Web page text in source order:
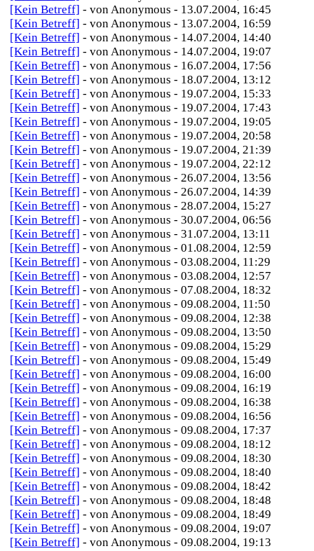
[Kein Betreff] - von Anonymous - 13.07.2004, 16:45
[Kein Betreff] - von Anonymous - 13.07.2004, 16:59
[Kein Betreff] - von Anonymous - 14.07.2004, 14:40
[Kein Betreff] - von Anonymous - 14.07.2004, 19:07
[Kein Betreff] - von Anonymous - 16.07.2004, 17:56
[Kein Betreff] - von Anonymous - 18.07.2004, 13:12
[Kein Betreff] - von Anonymous - 19.07.2004, 15:33
[Kein Betreff] - von Anonymous - 19.07.2004, 17:43
[Kein Betreff] - von Anonymous - 19.07.2004, 19:05
[Kein Betreff] - von Anonymous - 19.07.2004, 20:58
[Kein Betreff] - von Anonymous - 19.07.2004, 21:39
[Kein Betreff] - von Anonymous - 19.07.2004, 22:12
[Kein Betreff] - von Anonymous - 26.07.2004, 13:56
[Kein Betreff] - von Anonymous - 26.07.2004, 14:39
[Kein Betreff] - von Anonymous - 28.07.2004, 15:27
[Kein Betreff] - von Anonymous - 30.07.2004, 06:56
[Kein Betreff] - von Anonymous - 31.07.2004, 13:11
[Kein Betreff] - von Anonymous - 01.08.2004, 12:59
[Kein Betreff] - von Anonymous - 03.08.2004, 11:29
[Kein Betreff] - von Anonymous - 03.08.2004, 12:57
[Kein Betreff] - von Anonymous - 07.08.2004, 18:32
[Kein Betreff] - von Anonymous - 09.08.2004, 11:50
[Kein Betreff] - von Anonymous - 09.08.2004, 12:38
[Kein Betreff] - von Anonymous - 09.08.2004, 13:50
[Kein Betreff] - von Anonymous - 09.08.2004, 15:29
[Kein Betreff] - von Anonymous - 09.08.2004, 15:49
[Kein Betreff] - von Anonymous - 09.08.2004, 16:00
[Kein Betreff] - von Anonymous - 09.08.2004, 16:19
[Kein Betreff] - von Anonymous - 09.08.2004, 16:38
[Kein Betreff] - von Anonymous - 09.08.2004, 16:56
[Kein Betreff] - von Anonymous - 09.08.2004, 17:37
[Kein Betreff] - von Anonymous - 09.08.2004, 18:12
[Kein Betreff] - von Anonymous - 09.08.2004, 18:30
[Kein Betreff] - von Anonymous - 09.08.2004, 18:40
[Kein Betreff] - von Anonymous - 09.08.2004, 18:42
[Kein Betreff] - von Anonymous - 09.08.2004, 18:48
[Kein Betreff] - von Anonymous - 09.08.2004, 18:49
[Kein Betreff] - von Anonymous - 09.08.2004, 19:07
[Kein Betreff] - von Anonymous - 09.08.2004, 19:13